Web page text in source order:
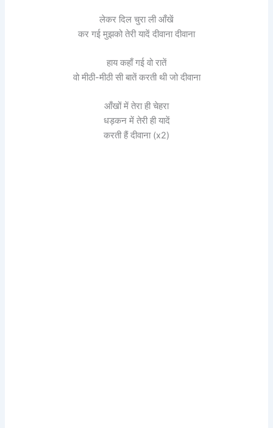
लेकर दिल चुरा ली आँखें
कर गई मुझको तेरी यादें दीवाना दीवाना
हाय कहाँ गई वो रातें
वो मीठी-मीठी सी बातें करती थी जो दीवाना
आँखों में तेरा ही चेहरा
धड़कन में तेरी ही यादें
करती हैं दीवाना (x2)